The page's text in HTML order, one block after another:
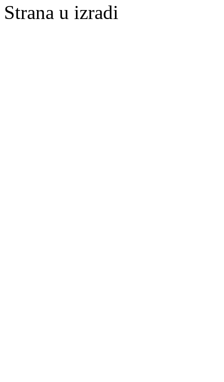
Strana u izradi